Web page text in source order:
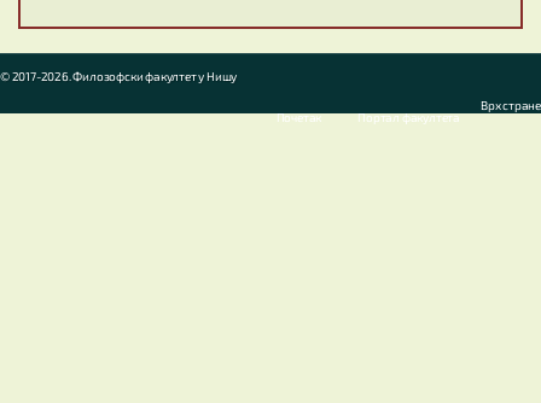
© 2017-2026. Филозофски факултет у Нишу
Почетак Портал факултета
Врх стране